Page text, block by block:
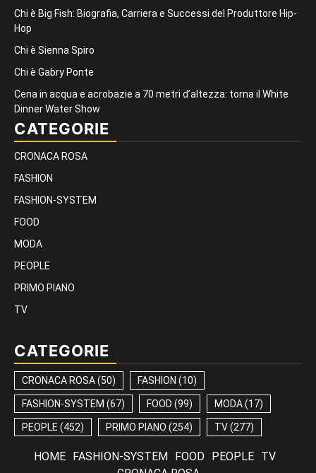
Chi è Big Fish: Biografia, Carriera e Successi del Produttore Hip-
Hop
Chi è Sienna Spiro
Chi è Gabry Ponte
Cena in acqua e acrobazie a 70 metri d’altezza: torna il White
Dinner Water Show
CATEGORIE
CRONACA ROSA
FASHION
FASHION-SYSTEM
FOOD
MODA
PEOPLE
PRIMO PIANO
TV
CATEGORIE
CRONACA ROSA(50) FASHION (10)
FASHION-SYSTEM (67) FOOD (99) MODA(17)
PEOPLE (452) PRIMO PIANO (254) TV(277)
HOME FASHION-SYSTEM FOOD PEOPLE
TV